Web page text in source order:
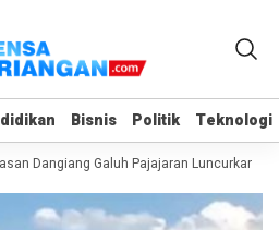
Bisnis Politik Teknologi
Bisnis Politik Teknologi
Dangiang Galuh Pajajaran Luncurkan